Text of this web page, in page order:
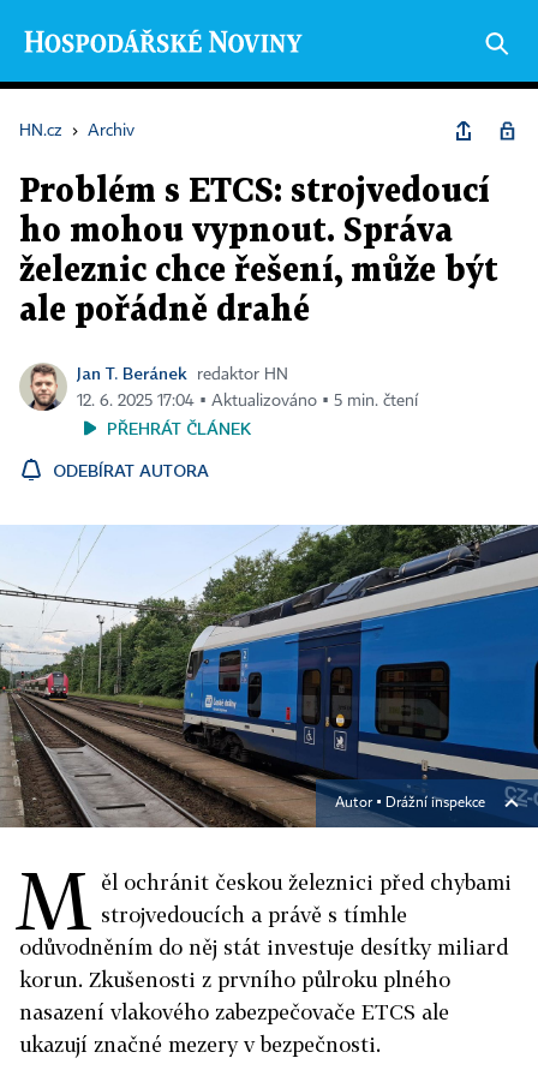
HN.cz › Archiv
Problém s ETCS: strojvedoucí
ho mohou vypnout. Správa
železnic chce řešení, může být
ale pořádně drahé
Jan T. Beránek
redaktor HN
12. 6. 2025 17:04 ▪ Aktualizováno ▪ 5 min. čtení
PŘEHRÁT ČLÁNEK
ODEBÍRAT AUTORA
Autor ▪ Drážní inspekce
M ěl ochránit českou železnici před chybami
strojvedoucích a právě s tímhle
odůvodněním do něj stát investuje desítky miliard
korun. Zkušenosti z prvního půlroku plného
nasazení vlakového zabezpečovače ETCS ale
ukazují značné mezery v bezpečnosti.